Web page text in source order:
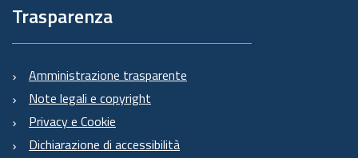
Trasparenza
Amministrazione trasparente
Note legali e copyright
Privacy e Cookie
Dichiarazione di accessibilità